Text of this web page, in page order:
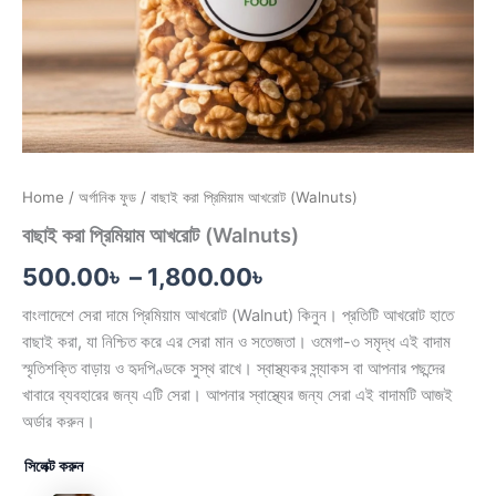
Home / অর্গানিক ফুড / বাছাই করা প্রিমিয়াম আখরোট (Walnuts)
বাছাই করা প্রিমিয়াম আখরোট (Walnuts)
500.00৳ – 1,800.00৳
বাংলাদেশে সেরা দামে প্রিমিয়াম আখরোট (Walnut) কিনুন। প্রতিটি আখরোট হাতে
বাছাই করা, যা নিশ্চিত করে এর সেরা মান ও সতেজতা। ওমেগা-৩ সমৃদ্ধ এই বাদাম
স্মৃতিশক্তি বাড়ায় ও হৃদপিণ্ডকে সুস্থ রাখে। স্বাস্থ্যকর স্ন্যাকস বা আপনার পছন্দের
খাবারে ব্যবহারের জন্য এটি সেরা। আপনার স্বাস্থ্যের জন্য সেরা এই বাদামটি আজই
অর্ডার করুন।
সিলেক্ট করুন